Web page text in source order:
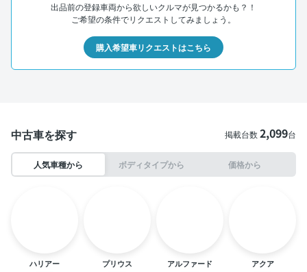
出品前の登録車両から欲しいクルマが見つかるかも？！
ご希望の条件でリクエストしてみましょう。
購入希望車リクエストはこちら
中古車を探す 掲載台数2,099台
人気車種から ボディタイプから 価格から
ハリアー プリウス アルファード アクア